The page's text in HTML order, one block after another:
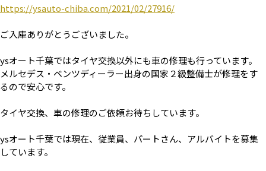
https://ysauto-chiba.com/2021/02/27916/
ご入庫ありがとうございました。
ysオート千葉ではタイヤ交換以外にも車の修理も行っています。
メルセデス・ベンツディーラー出身の国家２級整備士が修理をす
るので安心です。
タイヤ交換、車の修理のご依頼お待ちしています。
ysオート千葉では現在、従業員、パートさん、アルバイトを募集
しています。